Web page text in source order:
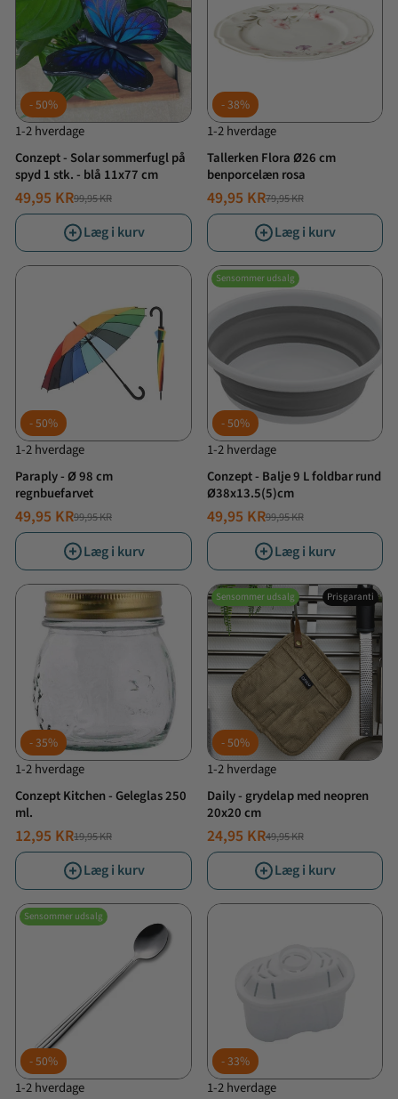
50%
1-2 hverdage
Conzept - Solar sommerfugl på
spyd 1 stk. - blå 11x77 cm
NORMALPRIS
99,95 KR
TILBUDSPRIS
49,95 KR
Læg i kurv
38%
1-2 hverdage
Tallerken Flora Ø26 cm
benporcelæn rosa
NORMALPRIS
79,95 KR
TILBUDSPRIS
49,95 KR
Læg i kurv
50%
1-2 hverdage
Paraply - Ø 98 cm
regnbuefarvet
NORMALPRIS
99,95 KR
TILBUDSPRIS
49,95 KR
Læg i kurv
Sensommer udsalg
50%
1-2 hverdage
Conzept - Balje 9 L foldbar rund
Ø38x13.5(5)cm
NORMALPRIS
99,95 KR
TILBUDSPRIS
49,95 KR
Læg i kurv
35%
1-2 hverdage
Conzept Kitchen - Geleglas 250
ml.
NORMALPRIS
19,95 KR
TILBUDSPRIS
12,95 KR
Læg i kurv
Sensommer udsalg Prisgaranti
50%
1-2 hverdage
Daily - grydelap med neopren
20x20 cm
NORMALPRIS
49,95 KR
TILBUDSPRIS
24,95 KR
Læg i kurv
Sensommer udsalg
50%
1-2 hverdage
33%
1-2 hverdage